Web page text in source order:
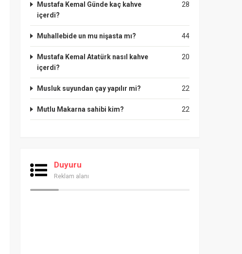
28
Mustafa Kemal Günde kaç kahve
içerdi?
44
Muhallebide un mu nişasta mı?
20
Mustafa Kemal Atatürk nasıl kahve
içerdi?
22
Musluk suyundan çay yapılır mi?
22
Mutlu Makarna sahibi kim?
Duyuru
Reklam alanı